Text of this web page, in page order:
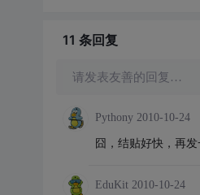
11 条回复
请发表友善的回复…
Pythony 2010-10-24
囧，结贴好快，再发
EduKit 2010-10-24